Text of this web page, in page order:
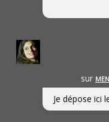
sur
Je dépose ici